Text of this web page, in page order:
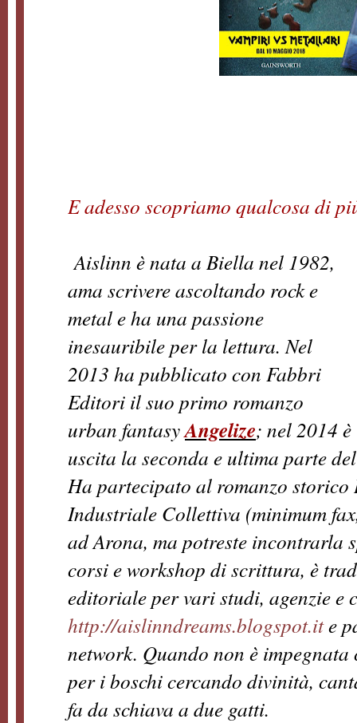
E adesso scopriamo qualcosa di
Aislinn è nata a Biella nel 1982,
ama scrivere ascoltando rock e
metal e ha una passione
inesauribile per la lettura. Nel
2013 ha pubblicato con Fabbri
Editori il suo primo romanzo
urban fantasyAngelize; nel 2014 è
uscita la seconda e ultima parte
Ha partecipato al romanzo
Industriale Collettiva (minimum
ad Arona, ma potreste incontrarla
corsi e workshop di scrittura, è
editoriale per vari studi, agenzie
http://aislinndreams.blogspot.ite
network. Quando non è
per i boschi cercando divinità,
fa da schiava a due gatti.